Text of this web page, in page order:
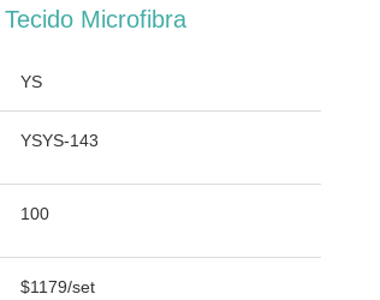
Microfibra
YS
YSYS-143
100
$1179/set